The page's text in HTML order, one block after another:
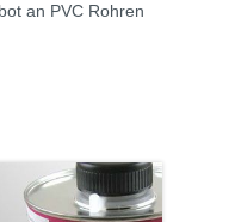
an PVC Rohren